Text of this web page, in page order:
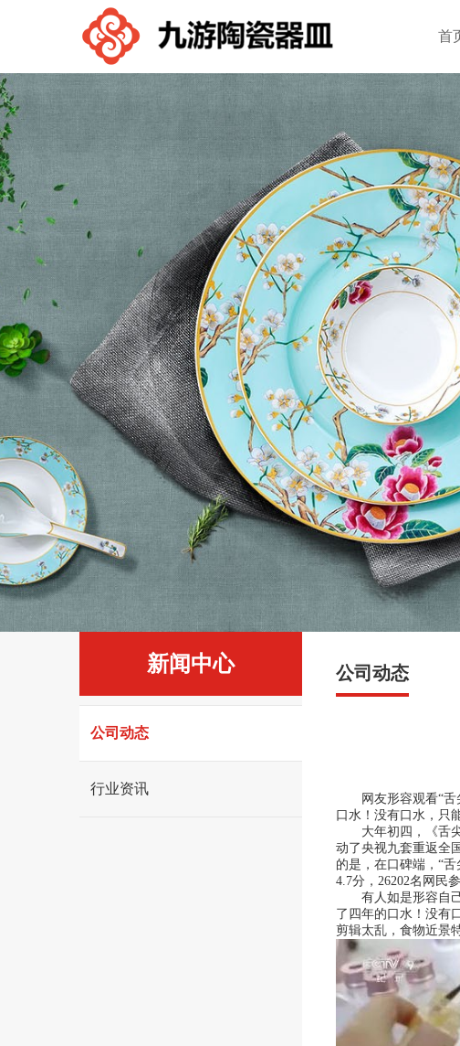
控
股
有
限
公
司-
九
游
体
育
官
方
网
站-
陶
瓷
首
新闻中心
公司动态
行业资讯
公司动态
网友形容观看“舌尖
口水！没有口水，只
大年初四，《舌尖
动了央视九套重返全
的是，在口碑端，“
4.7分，26202名网民
有人如是形容自己
了四年的口水！没有
剪辑太乱，食物近景